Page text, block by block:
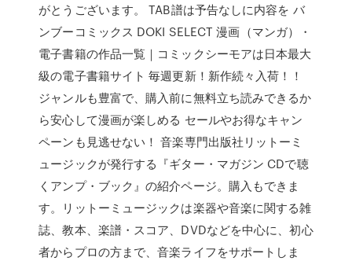
がとうございます。 TAB譜は予告なしに内容を バ
ンブーコミックス DOKI SELECT 漫画（マンガ）・
電子書籍の作品一覧｜コミックシーモアは日本最大
級の電子書籍サイト 毎週更新！新作続々入荷！！
ジャンルも豊富で、購入前に無料立ち読みできるか
ら安心して漫画が楽しめる セールやお得なキャン
ペーンも見逃せない！ 音楽専門出版社リットーミ
ュージックが発行する『ギター・マガジン CDで聴
くアンプ・ブック』の紹介ページ。購入もできま
す。リットーミュージックは楽器や音楽に関する雑
誌、教本、楽譜・スコア、DVDなどを中心に、初心
者からプロの方まで、音楽ライフをサポートしま